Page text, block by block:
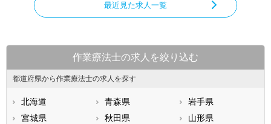
最近見た求人一覧
作業療法士の求人を絞り込む
都道府県から作業療法士の求人を探す
北海道 青森県
岩手県
宮城県
秋田県
山形県